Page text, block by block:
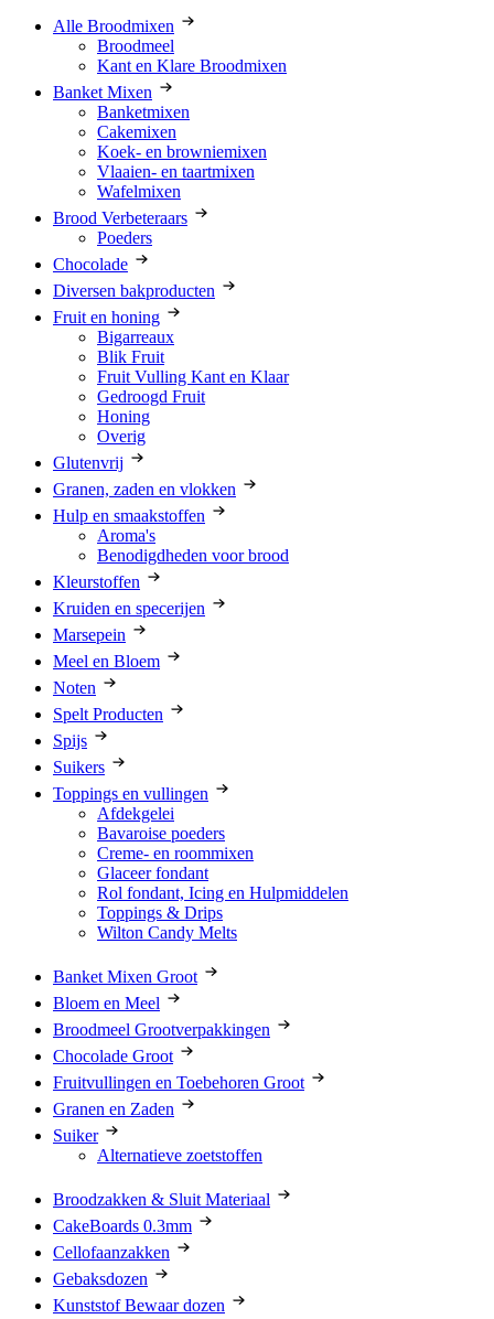
Alle Broodmixen
Broodmeel
Kant en Klare Broodmixen
Banket Mixen
Banketmixen
Cakemixen
Koek- en browniemixen
Vlaaien- en taartmixen
Wafelmixen
Brood Verbeteraars
Poeders
Chocolade
Diversen bakproducten
Fruit en honing
Bigarreaux
Blik Fruit
Fruit Vulling Kant en Klaar
Gedroogd Fruit
Honing
Overig
Glutenvrij
Granen, zaden en vlokken
Hulp en smaakstoffen
Aroma's
Benodigdheden voor brood
Kleurstoffen
Kruiden en specerijen
Marsepein
Meel en Bloem
Noten
Spelt Producten
Spijs
Suikers
Toppings en vullingen
Afdekgelei
Bavaroise poeders
Creme- en roommixen
Glaceer fondant
Rol fondant, Icing en Hulpmiddelen
Toppings & Drips
Wilton Candy Melts
Banket Mixen Groot
Bloem en Meel
Broodmeel Grootverpakkingen
Chocolade Groot
Fruitvullingen en Toebehoren Groot
Granen en Zaden
Suiker
Alternatieve zoetstoffen
Broodzakken & Sluit Materiaal
CakeBoards 0.3mm
Cellofaanzakken
Gebaksdozen
Kunststof Bewaar dozen